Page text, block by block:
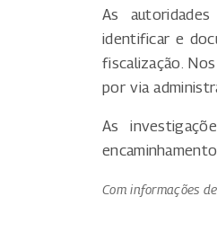
As
identificar e
fiscalização.
por via
As
Com informações de